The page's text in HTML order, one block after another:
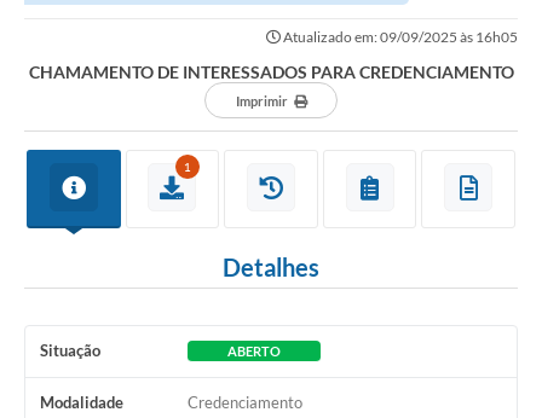
Atualizado em: 09/09/2025 às 16h05
CHAMAMENTO DE INTERESSADOS PARA CREDENCIAMENTO
Imprimir
1
Detalhes
Situação ABERTO
Modalidade Credenciamento